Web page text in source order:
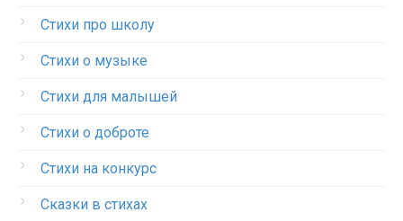
Стихи про школу
Стихи о музыке
Стихи для малышей
Стихи о доброте
Стихи на конкурс
Сказки в стихах